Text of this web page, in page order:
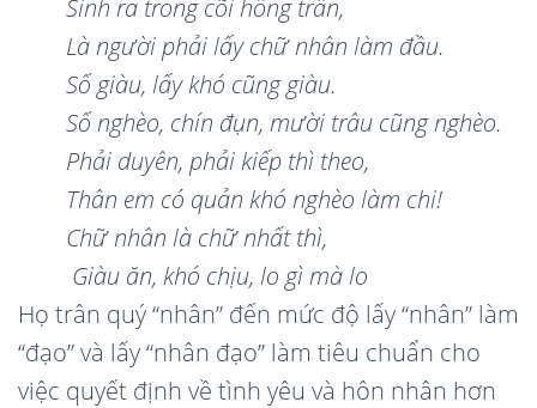
Sinh ra trong cõi hồng trần,
Là người phải lấy chữnhân làm đầu.
Số giàu, lấy khó cũng giàu.
Số nghèo, chín đụn, mười trâu cũng nghèo.
Phải duyên, phải kiếp thì theo,
Thân em có quản khó nghèo làm chi!
Chữnhân là chữnhất thì,
Giàu ăn, khó chịu, lo gìmà lo
Họ trân quý “nhân” đến mức độ lấy “nhân” làm
“đạo” và lấy “nhân đạo” làm tiêu chuẩn cho
việc quyết định về tình yêu và hôn nhân hơn